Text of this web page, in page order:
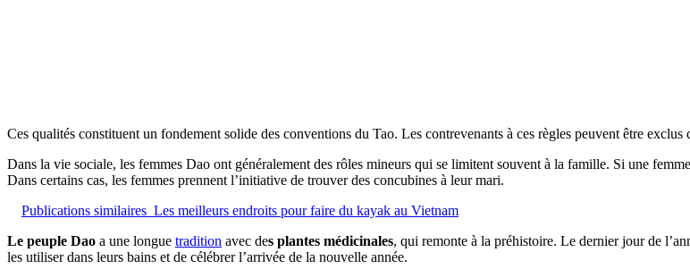
Ces qualités constituent un fondement solide des conventions du Tao. Les contrevenants à ces règles peuvent être
Dans la vie sociale, les femmes Dao ont généralement des rôles mineurs qui se limitent souvent à la famille. Si une
Dans certains cas, les femmes prennent l’initiative de trouver des concubines à leur mari.
Publications similaires Les meilleurs endroits pour faire du kayak au Vietnam
Le peuple Dao a une longue tradition avec des plantes médicinales, qui remonte à la préhistoire. Le dernier jour de
les utiliser dans leurs bains et de célébrer l’arrivée de la nouvelle année.